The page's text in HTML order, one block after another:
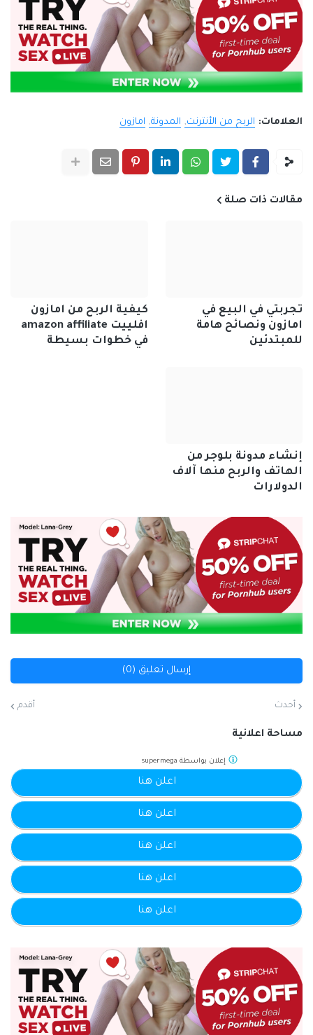
العلامات: الربح من الأنترنت المدونة امازون
مقالات ذات صلة
تجربتي في البيع في
امازون ونصائح هامة
للمبتدئين
كيفية الربح من امازون
افلييت amazon affiliate
في خطوات بسيطة
إنشاء مدونة بلوجر من
الهاتف والربح منها آلاف
الدولارات
إرسال تعليق (0)
أحدث أقدم
مساحة اعلانية
اعلن هنا
اعلن هنا
اعلن هنا
اعلن هنا
اعلن هنا
إعلان بواسطة supermega